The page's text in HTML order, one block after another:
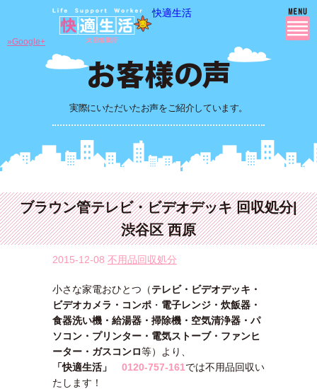
快適生活
実際にいただいたお声をご紹介しています。
»Google+
ブラウン管テレビ・ビデオデッキ 回収処分|
渋谷区 西原
2015-12-08 不用品回収処分
小さな家電おひとつ（テレビ・ビデオデッキ・
ビデオカメラ・コンポ ・ 電子レンジ・炊飯器・
食器洗い機・給湯器・掃除機・空気清浄器・パ
ソコン・プリンター・電気ストーブ・ファンヒ
ーター・ガスコンロ等）より、
「快適生活」
0120-757-161では不用品回収い
たします！